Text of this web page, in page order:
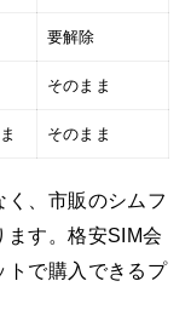
要解除
そのまま
そのまま
、市販のシムフ
ます。格安SIM会
トで購入できるプ